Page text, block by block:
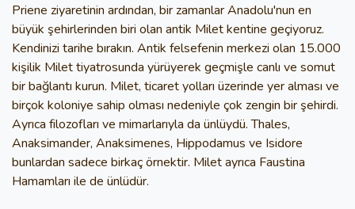
Priene ziyaretinin ardından, bir zamanlar Anadolu'nun en
büyük şehirlerinden biri olan antik Milet kentine geçiyoruz.
Kendinizi tarihe bırakın. Antik felsefenin merkezi olan 15.000
kişilik Milet tiyatrosunda yürüyerek geçmişle canlı ve somut
bir bağlantı kurun. Milet, ticaret yolları üzerinde yer alması ve
birçok koloniye sahip olması nedeniyle çok zengin bir şehirdi.
Ayrıca filozofları ve mimarlarıyla da ünlüydü. Thales,
Anaksimander, Anaksimenes, Hippodamus ve Isidore
bunlardan sadece birkaç örnektir. Milet ayrıca Faustina
Hamamları ile de ünlüdür.